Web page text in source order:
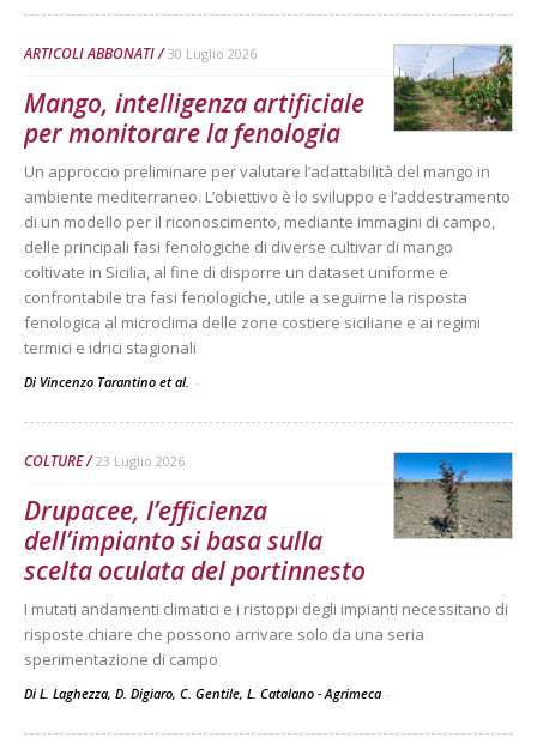
ARTICOLI ABBONATI 30 Luglio 2026
Mango, intelligenza artificiale
per monitorare la fenologia
Un approccio preliminare per valutare l’adattabilità del mango in
ambiente mediterraneo. L’obiettivo è lo sviluppo e l’addestramento
di un modello per il riconoscimento, mediante immagini di campo,
delle principali fasi fenologiche di diverse cultivar di mango
coltivate in Sicilia, al fine di disporre un dataset uniforme e
confrontabile tra fasi fenologiche, utile a seguirne la risposta
fenologica al microclima delle zone costiere siciliane e ai regimi
termici e idrici stagionali
Di Vincenzo Tarantino et al. -
COLTURE 23 Luglio 2026
Drupacee, l’efficienza
dell’impianto si basa sulla
scelta oculata del portinnesto
I mutati andamenti climatici e i ristoppi degli impianti necessitano di
risposte chiare che possono arrivare solo da una seria
sperimentazione di campo
Di L. Laghezza, D. Digiaro, C. Gentile, L. Catalano - Agrimeca -